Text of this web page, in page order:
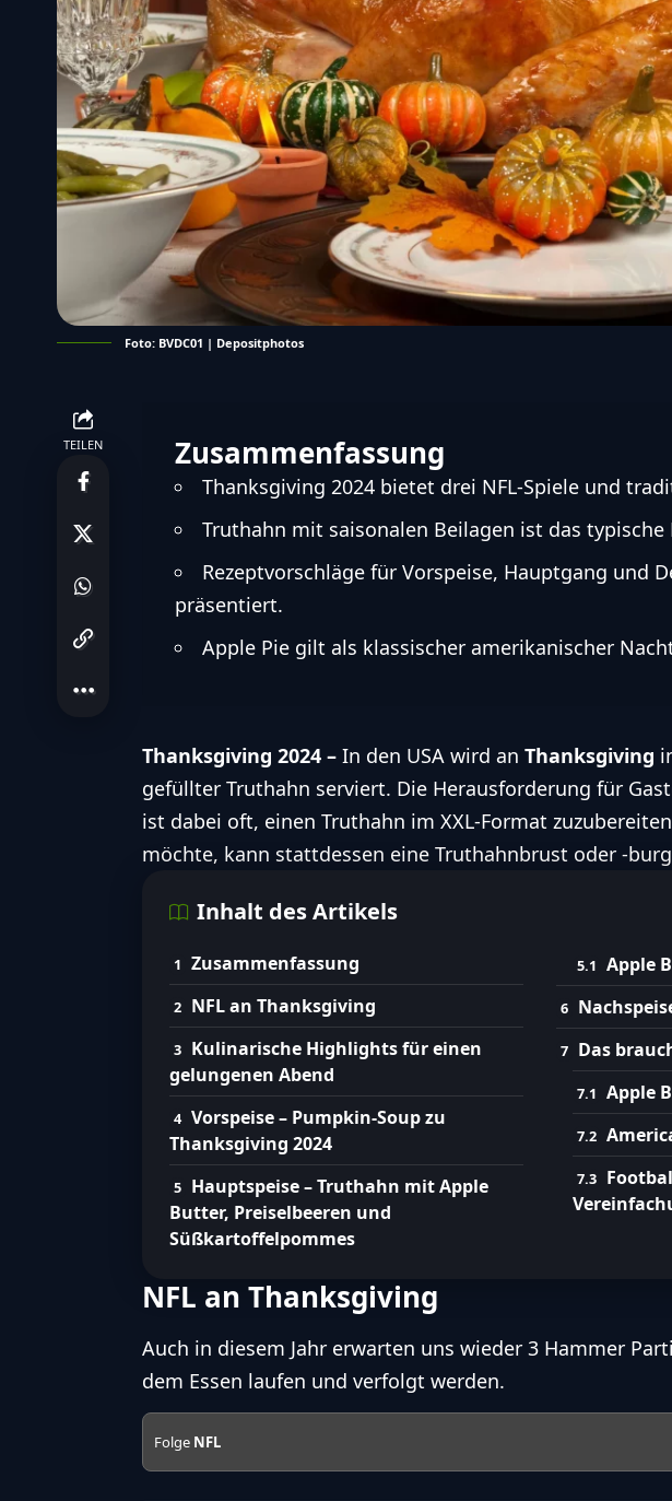
Foto: BVDC01 | Depositphotos
TEILEN Zusammenfassung
Thanksgiving 2024 bietet drei NFL-Spiele und
Truthahn mit saisonalen Beilagen ist das
Rezeptvorschläge für Vorspeise, Hauptgang und
präsentiert.
Apple Pie gilt als klassischer amerikanischer
Thanksgiving 2024 – In den USA wird an Thanksgiving
gefüllter Truthahn serviert. Die Herausforderung für
ist dabei oft, einen Truthahn im XXL-Format
möchte, kann stattdessen eine Truthahnbrust oder -
Inhalt des Artikels
Zusammenfassung
NFL an Thanksgiving
Kulinarische Highlights für einen
gelungenen Abend
Vorspeise – Pumpkin-Soup zu
Thanksgiving 2024
Hauptspeise – Truthahn mit Apple
Butter, Preiselbeeren und
Süßkartoffelpommes
Apple
Das
Apple
NFL an Thanksgiving
Auch in diesem Jahr erwarten uns wieder 3 Hammer
dem Essen laufen und verfolgt werden.
Folge NFL